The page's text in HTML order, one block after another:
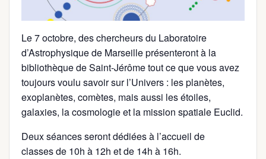
Le 7 octobre, des chercheurs du Laboratoire
d’Astrophysique de Marseille présenteront à la
bibliothèque de Saint-Jérôme tout ce que vous avez
toujours voulu savoir sur l’Univers : les planètes,
exoplanètes, comètes, mais aussi les étoiles,
galaxies, la cosmologie et la mission spatiale Euclid.
Deux séances seront dédiées à l’accueil de
classes de 10h à 12h et de 14h à 16h.